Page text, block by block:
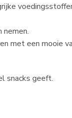
met een mooie
snacks geeft.